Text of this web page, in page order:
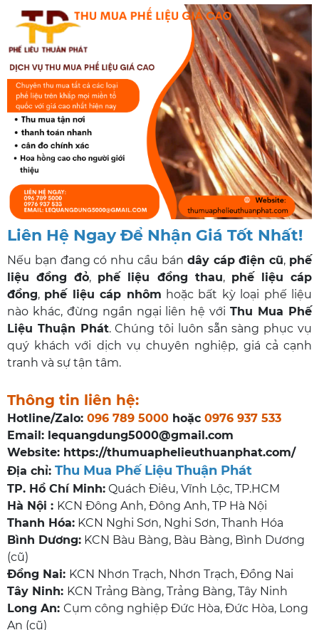
Liên Hệ Ngay Để Nhận Giá Tốt Nhất!
Nếu bạn đang có nhu cầu bán dây cáp điện cũ, phế
liệu đồng đỏ, phế liệu đồng thau, phế liệu cáp
đồng, phế liệu cáp nhôm hoặc bất kỳ loại phế liệu
nào khác, đừng ngần ngại liên hệ vớiThu Mua Phế
Liệu Thuận Phát. Chúng tôi luôn sẵn sàng phục vụ
quý khách với dịch vụ chuyên nghiệp, giá cả cạnh
tranh và sự tận tâm.
Thông tin liên hệ:
Hotline/Zalo: 096 789 5000 hoặc 0976 937 533
Email: lequangdung5000@gmail.com
Website: https://thumuaphelieuthuanphat.com/
Địa chỉ: Thu Mua Phế Liệu Thuận Phát
TP. Hồ Chí Minh: Quách Điêu, Vĩnh Lộc, TP.HCM
Hà Nội : KCN Đông Anh, Đông Anh, TP Hà Nội
Thanh Hóa: KCN Nghi Sơn, Nghi Sơn, Thanh Hóa
Bình Dương: KCN Bàu Bàng, Bàu Bàng, Bình Dương
(cũ)
Đồng Nai: KCN Nhơn Trạch, Nhơn Trạch, Đồng Nai
Tây Ninh: KCN Trảng Bàng, Trảng Bàng, Tây Ninh
Long An: Cụm công nghiệp Đức Hòa, Đức Hòa, Long
An (cũ)